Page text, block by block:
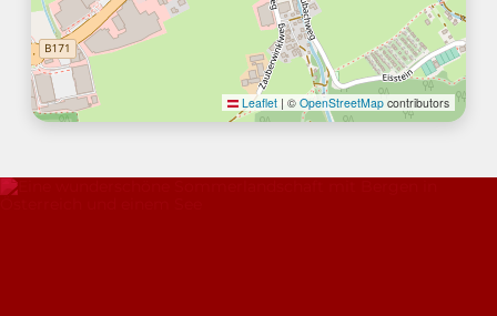
Leaflet | © OpenStreetMap contributors